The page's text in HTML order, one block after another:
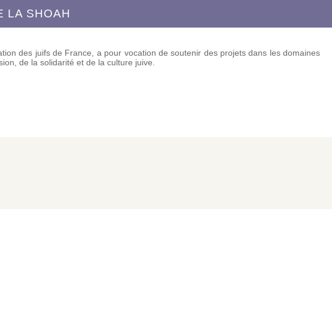
LA SHOAH
des juifs de France, a pour vocation de soutenir des projets dans les domaines
de la solidarité et de la culture juive.